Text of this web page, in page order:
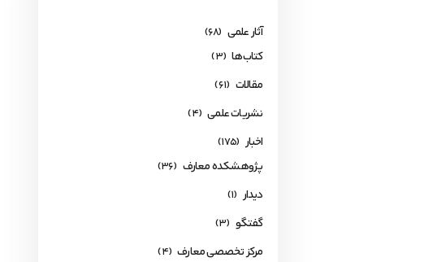
آثار علمی (68)
کتاب‌ها (3)
مقالات (61)
نشریات علمی (4)
اخبار (175)
پژوهشکده معارف (36)
دیدار (1)
گفتگو (3)
مرکز تخصصی معارف (4)